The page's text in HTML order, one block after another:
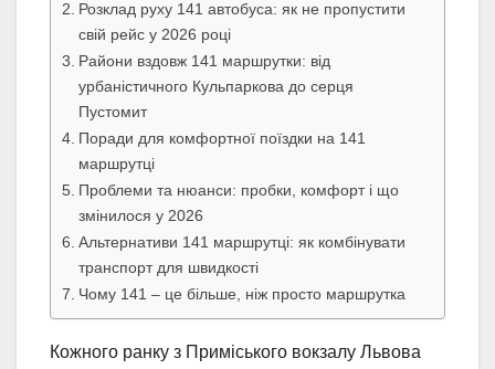
Розклад руху 141 автобуса: як не пропустити
свій рейс у 2026 році
Райони вздовж 141 маршрутки: від
урбаністичного Кульпаркова до серця
Пустомит
Поради для комфортної поїздки на 141
маршрутці
Проблеми та нюанси: пробки, комфорт і що
змінилося у 2026
Альтернативи 141 маршрутці: як комбінувати
транспорт для швидкості
Чому 141 – це більше, ніж просто маршрутка
Кожного ранку з Приміського вокзалу Львова